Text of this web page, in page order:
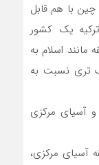
با هم قابل
یک کشور
مانند اسلام به
تری نسبت به
و آسیای مرکزی
آسیای مرکزی،